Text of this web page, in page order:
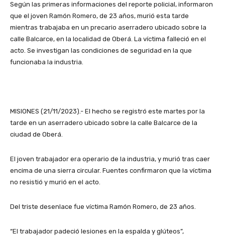
Según las primeras informaciones del reporte policial, informaron
que el joven Ramón Romero, de 23 años, murió esta tarde
mientras trabajaba en un precario aserradero ubicado sobre la
calle Balcarce, en la localidad de Oberá. La víctima falleció en el
acto. Se investigan las condiciones de seguridad en la que
funcionaba la industria.
MISIONES (21/11/2023).- El hecho se registró este martes por la
tarde en un aserradero ubicado sobre la calle Balcarce de la
ciudad de Oberá.
El joven trabajador era operario de la industria, y murió tras caer
encima de una sierra circular. Fuentes confirmaron que la víctima
no resistió y murió en el acto.
Del triste desenlace fue víctima Ramón Romero, de 23 años.
“El trabajador padeció lesiones en la espalda y glúteos”,